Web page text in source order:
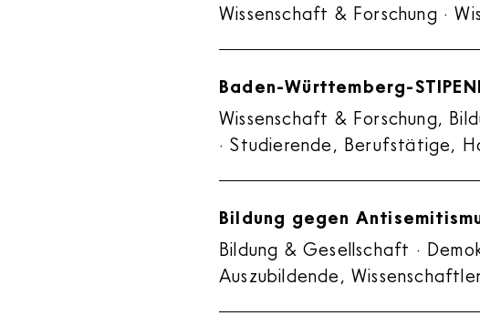
Wissenschaft & Forschung ·
Baden-Württemberg-
Wissenschaft & Forschung,
· Studierende, Berufstätige,
Bildung gegen
Bildung & Gesellschaft ·
Auszubildende,